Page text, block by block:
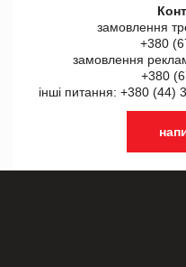
замовлення
+380
замовлення
+380
інші питання: +380 (44)